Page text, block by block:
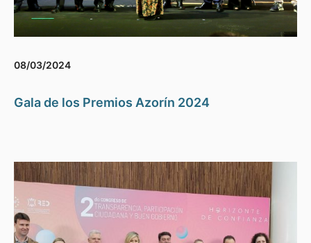
08/03/2024
Gala de los Premios Azorín 2024